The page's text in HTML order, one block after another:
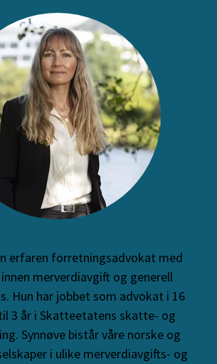
erfaren forretningsadvokat med
merverdiavgift og generell
Hun har jobbet som advokat i 16
3 år i Skatteetatens skatte- og
Synnøve bistår våre norske og
i ulike merverdiavgifts- og